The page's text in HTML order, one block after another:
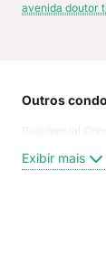
avenida doutor
Outros
Residencial
Exibir mais